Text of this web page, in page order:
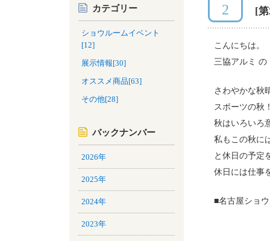
2 [
こんにちは。
三協アルミ の
さわやかな秋
スポーツの秋
秋はいろいろ
私もこの秋に
と休日の予定
休日には仕事
■名古屋ショ
カテゴリー
ショウルームイベント
[12]
展示情報[30]
オススメ商品[63]
その他[28]
バックナンバー
2026年
2025年
2024年
2023年